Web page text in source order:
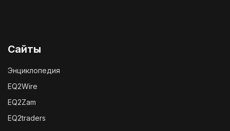
Сайты
Энциклопедия
EQ2Wire
EQ2Zam
EQ2traders